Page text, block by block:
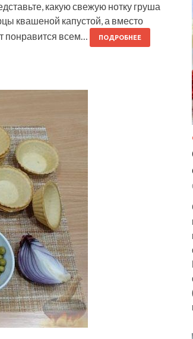
какую свежую нотку груша
квашеной капустой, а вместо
понравится всем…
ПОДРОБНЕЕ